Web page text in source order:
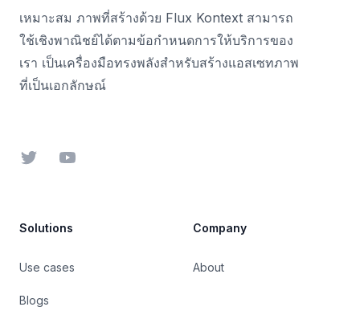
เหมาะสม ภาพที่สร้างด้วย Flux Kontext สามารถ
ใช้เชิงพาณิชย์ได้ตามข้อกำหนดการให้บริการของ
เรา เป็นเครื่องมือทรงพลังสำหรับสร้างแอสเซทภาพ
ที่เป็นเอกลักษณ์
TwitterYouTube
Solutions
Use cases
Blogs
Company
About